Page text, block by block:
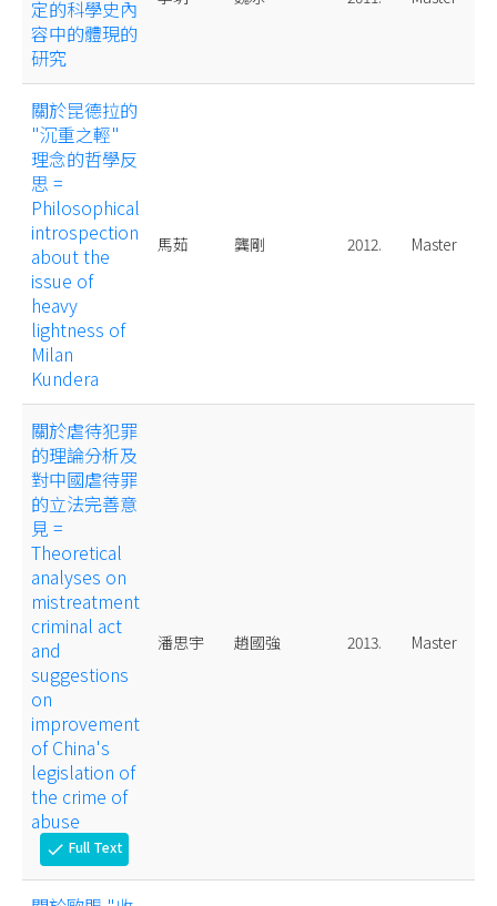
定的科學史內
容中的體現的
研究
關於昆德拉的
"沉重之輕"
理念的哲學反
思 =
Philosophical
introspection
about the
issue of
heavy
lightness of
Milan
Kundera
馬茹 龔剛 2012. Master
關於虐待犯罪
的理論分析及
對中國虐待罪
的立法完善意
見 =
Theoretical
analyses on
mistreatment
criminal act
and
suggestions
on
improvement
of China's
legislation of
the crime of
abuse
check Full Text
潘思宇 趙國強 2013. Master